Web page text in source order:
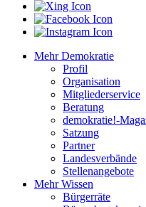
Mehr Demokratie
Profil
Organisation
Mitgliederservice
Beratung
demokratie!-
Satzung
Partner
Landesverbände
Stellenangebote
Mehr Wissen
Bürgerräte